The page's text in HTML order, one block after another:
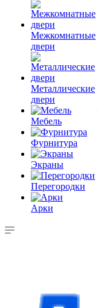
Межкомнатные
двери
Металлические
двери
Мебель
Фурнитура
Экраны
Перегородки
Арки